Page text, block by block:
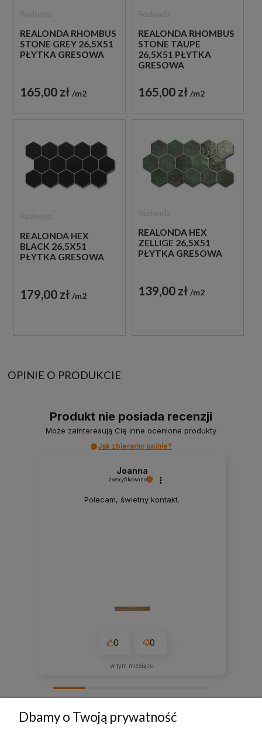
REALONDA RHOMBUS
STONE GREY 26,5X51
PŁYTKA GRESOWA
165,00 zł m2
REALONDA RHOMBUS
STONE TAUPE
26,5X51 PŁYTKA
GRESOWA
165,00 zł m2
REALONDA HEX
BLACK 26,5X51
PŁYTKA GRESOWA
179,00 zł m2
REALONDA HEX
ZELLIGE 26,5X51
PŁYTKA GRESOWA
139,00 zł m2
OPINIE O PRODUKCIE
Produkt nie posiada recenzji
Może zainteresują Cię inne ocenione produkty
Jak zbieramy opinie?
Joanna
zweryfikowano
Polecam, świetny kontakt.
0 0
w tym miesiącu
Dbamy o Twoją prywatność